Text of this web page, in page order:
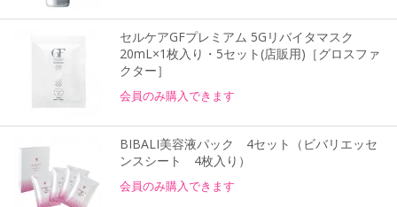
セルケアGFプレミアム 5Gリバイタマスク
20mL×1枚入り・5セット(店販用)［グロスファ
クター］
会員のみ購入できます
BIBALI美容液パック 4セット（ビバリエッセ
ンスシート 4枚入り）
会員のみ購入できます